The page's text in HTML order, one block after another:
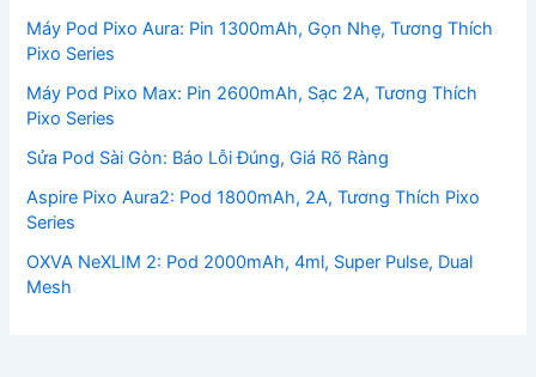
Máy Pod Pixo Aura: Pin 1300mAh, Gọn Nhẹ, Tương Thích
Pixo Series
Máy Pod Pixo Max: Pin 2600mAh, Sạc 2A, Tương Thích
Pixo Series
Sửa Pod Sài Gòn: Báo Lỗi Đúng, Giá Rõ Ràng
Aspire Pixo Aura2: Pod 1800mAh, 2A, Tương Thích Pixo
Series
OXVA NeXLIM 2: Pod 2000mAh, 4ml, Super Pulse, Dual
Mesh